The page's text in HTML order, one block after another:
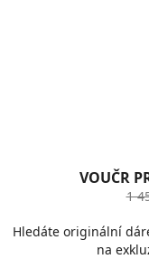
VOUČR
1
Hledáte originální
na